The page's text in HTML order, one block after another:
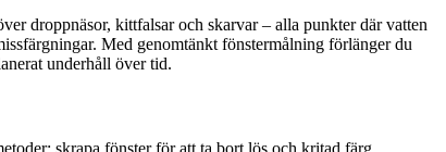
droppnäsor, kittfalsar och skarvar – alla punkter där vatten
Med genomtänkt fönstermålning förlänger du
underhåll över tid.
skrapa fönster för att ta bort lös och kritad färg,